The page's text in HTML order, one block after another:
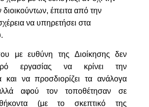
έπειτα από την
να υπηρετήσει στα
με ευθύνη της Διοίκησης δεν
εργασίας να κρίνει την
και να προσδιορίζει τα ανάλογα
αφού τον τοποθέτησαν σε
(με το σκεπτικό της